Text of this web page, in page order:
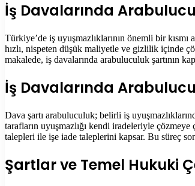
İş Davalarında
Türkiye’de iş uyuşmazlıklarının önemli bir
hızlı, nispeten düşük maliyetle ve gizlilik içinde
makalede, iş davalarında arabuluculuk şartının
İş Davalarında
Dava şartı arabuluculuk; belirli iş
tarafların uyuşmazlığı kendi iradeleriyle
talepleri ile işe iade taleplerini kapsar. Bu süreç
Şartlar ve Temel Hukuki